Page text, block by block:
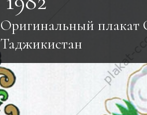
Оригинальный плакат
Таджикистан